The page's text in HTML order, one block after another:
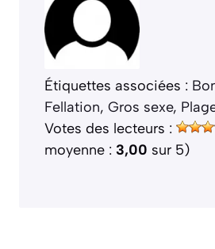
Étiquettes associées :
Fellation, Gros sexe,
Votes des lecteurs :
moyenne : 3,00 sur 5)